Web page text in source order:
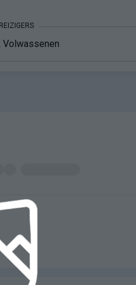
REIZIGERS
Volwassenen
REIZIGERS